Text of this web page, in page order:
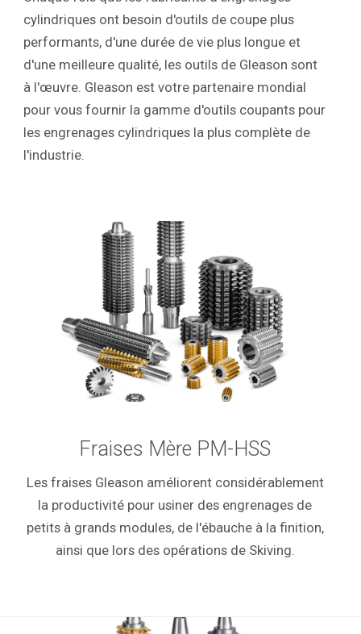
cylindriques ont besoin d'outils de coupe plus
performants, d'une durée de vie plus longue et
d'une meilleure qualité, les outils de Gleason sont
à l'œuvre. Gleason est votre partenaire mondial
pour vous fournir la gamme d'outils coupants pour
les engrenages cylindriques la plus complète de
l'industrie.
Fraises Mère PM-HSS
Les fraises Gleason améliorent considérablement
la productivité pour usiner des engrenages de
petits à grands modules, de l'ébauche à la finition,
ainsi que lors des opérations de Skiving.